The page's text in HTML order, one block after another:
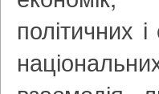
політичних